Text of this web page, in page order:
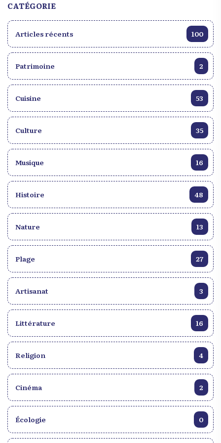
dans ce pays paradisiaque.
CATÉGORIE
Articles récents 100
Patrimoine 2
Cuisine 53
Culture 35
Musique 16
Histoire 48
Nature 13
Plage 27
Artisanat 3
Littérature 16
Religion 4
Cinéma 2
Écologie 0